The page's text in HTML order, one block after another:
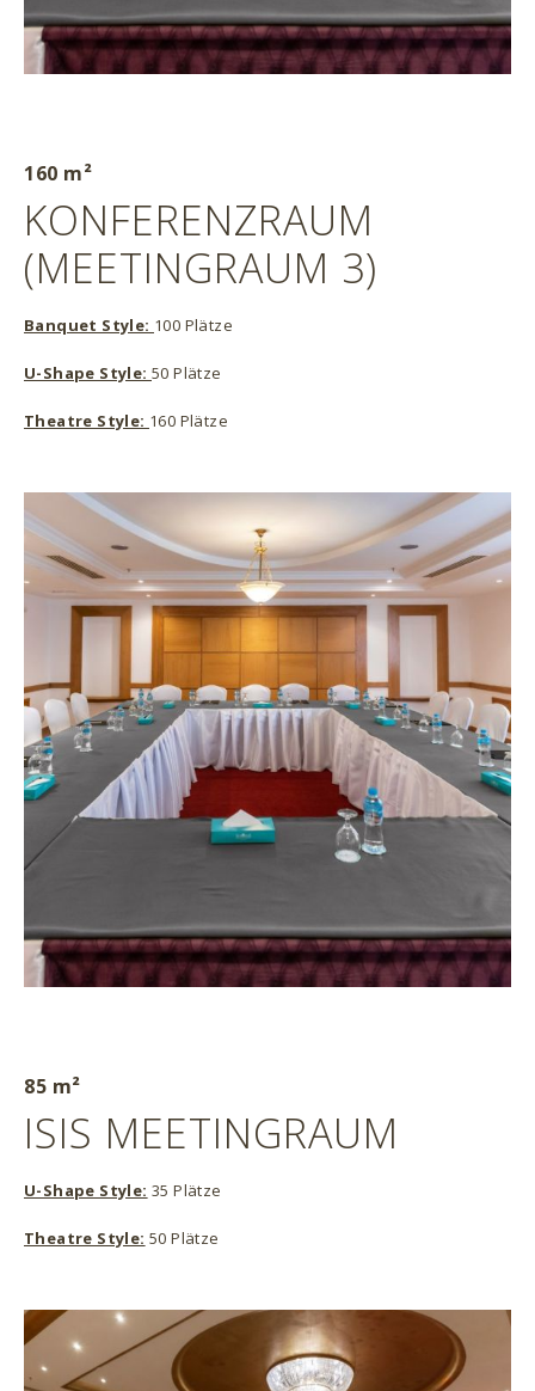
160 m²
KONFERENZRAUM
(MEETINGRAUM 3)
Banquet Style: 100 Plätze
U-Shape Style: 50 Plätze
Theatre Style: 160 Plätze
85 m²
ISIS MEETINGRAUM
U-Shape Style: 35 Plätze
Theatre Style: 50 Plätze